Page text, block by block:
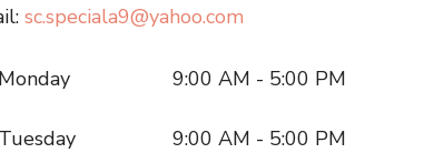
sc.speciala9@yahoo.com
Monday 9:00 AM - 5:00 PM
Tuesday 9:00 AM - 5:00 PM